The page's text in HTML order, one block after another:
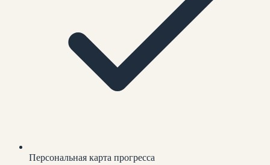
Персональная карта прогресса